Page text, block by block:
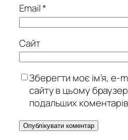
Email*
Сайт
Зберегти моє ім’я, e-
сайту в цьому
подальших